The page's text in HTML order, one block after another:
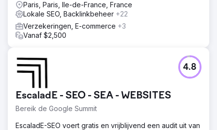
Paris, Paris, Ile-de-France, France
Lokale SEO, Backlinkbeheer +22
Verzekeringen, E-commerce +3
Vanaf $2,500
EscaladE - SEO - SEA - WEBSITES
Bereik de Google Summit
4.8
EscaladE-SEO voert gratis en vrijblijvend een audit uit van